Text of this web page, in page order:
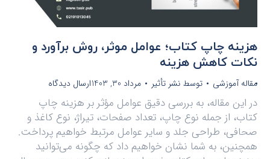
هزینه چاپ کتاب؛ عوامل موثر، روش برآورد و
نکات کاهش هزینه
مقاله آموزشی توسط نشر تأثیر مرداد 30, 1403 ارسال دیدگاه
در این مقاله، به بررسی دقیق عوامل مؤثر بر هزینه چاپ
کتاب، از جمله نوع چاپ، تعداد صفحات، تیراژ، نوع کاغذ و
صحافی، طراحی جلد و سایر عوامل مرتبط خواهیم پرداخت.
همچنین، به شما نشان خواهیم داد که چگونه می‌توانید